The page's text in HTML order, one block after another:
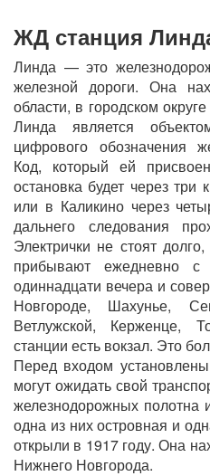
ЖД станция
Линда — это
железной дороги. Она
области, в городском
Линда является
цифрового обозначения
Код, который ей
остановка будет через три
или в Каликино через
дальнего следования
Электрички не стоят
прибывают ежедневно
одиннадцати вечера и
Новгороде, Шахунье,
Ветлужской, Керженце,
станции есть вокзал. Это
Перед входом
могут ожидать свой
железнодорожных
одна из них островная и
открыли в 1917 году. Она
Нижнего Новгорода.